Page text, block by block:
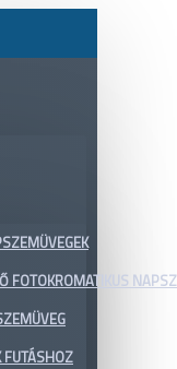
FOTOKROMATIKUS
FUTÁSHOZ